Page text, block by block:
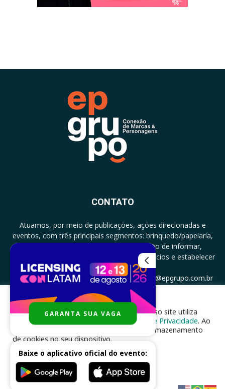
CONTATO
Atuamos, por meio de publicações, ações direcionadas e
eventos, com três principais segmentos: brinquedo/papelaria,
licenciamento e zero a três com a missão de informar,
documentar, proporcionar encontro de negócios e estabelecer
parcerias.
CONTATO: +5511994513097 - atendimento@epgrupo.com.br
SIGA-NOS
Desenvolvido pornhsinfo.com.br
Para melhor experiência e navegação, nosso site utiliza
cookies, de acordo com a nossa
Política de Privacidade. Ao
clicar em “aceito”, você concorda com o armazenamento
de cookies no seu dispositivo.
ACEITAR
GARANTA SUA VAGA
Baixe o aplicativo oficial do evento: